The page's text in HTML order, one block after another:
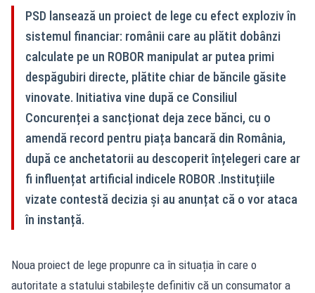
PSD lansează un proiect de lege cu efect exploziv în
sistemul financiar: românii care au plătit dobânzi
calculate pe un ROBOR manipulat ar putea primi
despăgubiri directe, plătite chiar de băncile găsite
vinovate. Initiativa vine după ce Consiliul
Concurenței a sancționat deja zece bănci, cu o
amendă record pentru piața bancară din România,
după ce anchetatorii au descoperit înțelegeri care ar
fi influențat artificial indicele ROBOR .Instituțiile
vizate contestă decizia și au anunțat că o vor ataca
în instanță.
Noua proiect de lege propunre ca în situația în care o
autoritate a statului stabilește definitiv că un consumator a